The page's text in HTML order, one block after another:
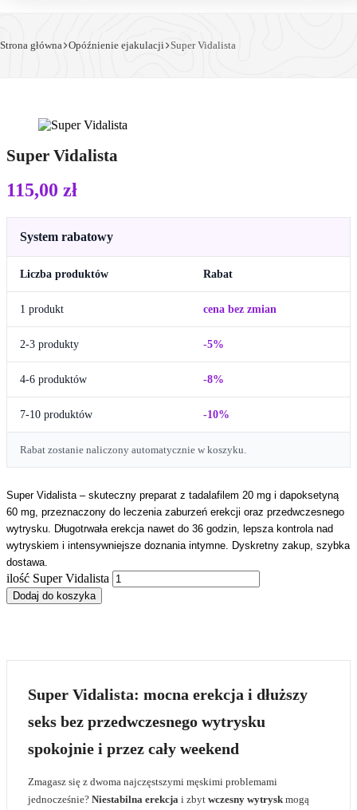
Strona główna Opóźnienie ejakulacji Super Vidalista
Super Vidalista
115,00 zł
System rabatowy
Liczba produktów Rabat
1 produkt cena bez zmian
2-3 produkty -5%
4-6 produktów -8%
7-10 produktów -10%
Rabat zostanie naliczony automatycznie w koszyku.
Super Vidalista – skuteczny preparat z tadalafilem 20 mg i dapoksetyną
60 mg, przeznaczony do leczenia zaburzeń erekcji oraz przedwczesnego
wytrysku. Długotrwała erekcja nawet do 36 godzin, lepsza kontrola nad
wytryskiem i intensywniejsze doznania intymne. Dyskretny zakup, szybka
dostawa.
ilość Super Vidalista
Dodaj do koszyka
Super Vidalista: mocna erekcja i dłuższy
seks bez przedwczesnego wytrysku
spokojnie i przez cały weekend
Zmagasz się z dwoma najczęstszymi męskimi problemami
jednocześnie? Niestabilna erekcja i zbyt wczesny wytrysk mogą